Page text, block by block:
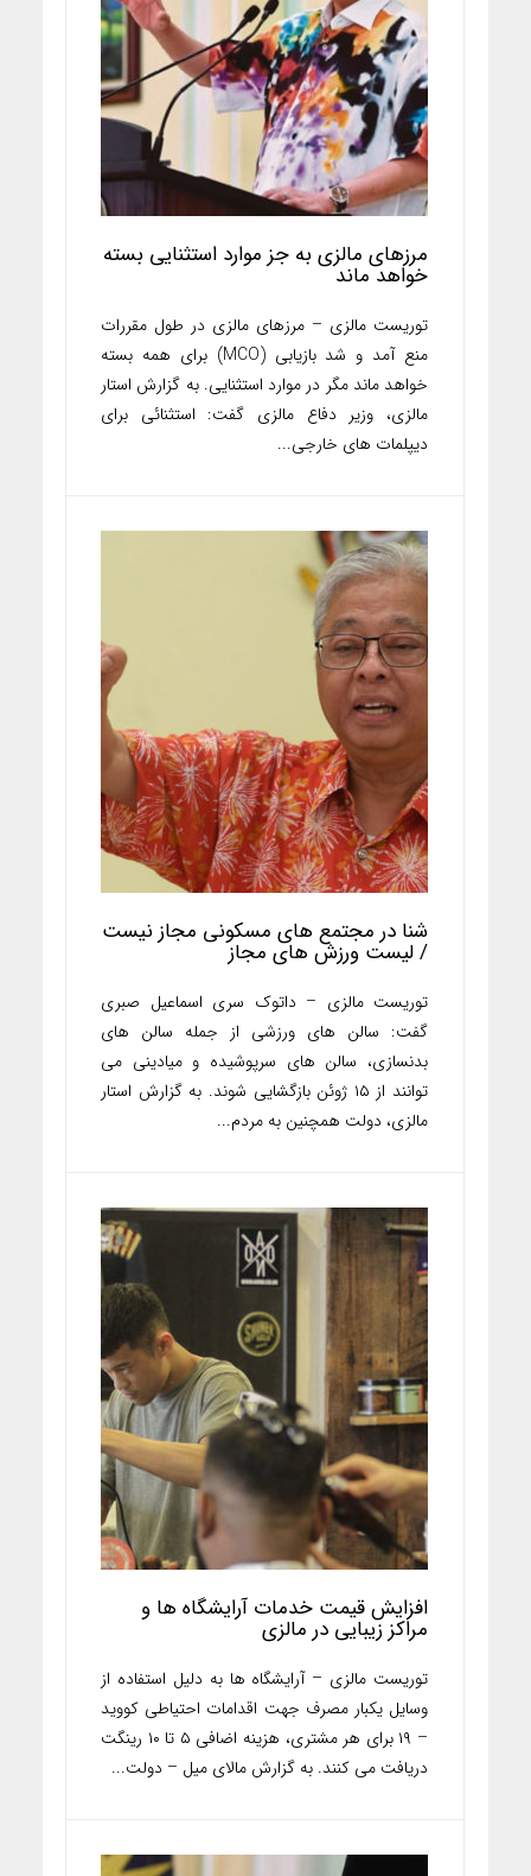
مرزهای مالزی به جز موارد استثنایی بسته
خواهد ماند
توریست مالزی – مرزهای مالزی در طول مقررات
منع آمد و شد بازیابی (MCO) برای همه بسته
خواهد ماند مگر در موارد استثنایی. به گزارش استار
مالزی، وزیر دفاع مالزی گفت: استثنائی برای
دیپلمات های خارجی...
شنا در مجتمع های مسکونی مجاز نیست
/ لیست ورزش های مجاز
توریست مالزی – داتوک سری اسماعیل صبری
گفت: سالن های ورزشی از جمله سالن های
بدنسازی، سالن های سرپوشیده و میادینی می
توانند از ۱۵ ژوئن بازگشایی شوند. به گزارش استار
مالزی، دولت همچنین به مردم...
افزایش قیمت خدمات آرایشگاه ها و
مراکز زیبایی در مالزی
توریست مالزی – آرایشگاه ها به دلیل استفاده از
وسایل یکبار مصرف جهت اقدامات احتیاطی کووید
– ۱۹ برای هر مشتری، هزینه اضافی ۵ تا ۱۰ رینگت
دریافت می کنند. به گزارش مالای میل – دولت...